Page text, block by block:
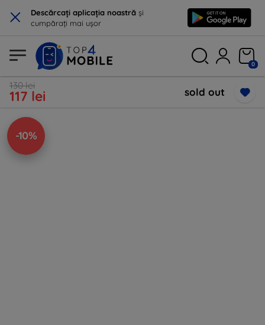
× Descărcați aplicația noastră și
cumpărați mai ușor
0
130 lei
117 lei sold out
-10%